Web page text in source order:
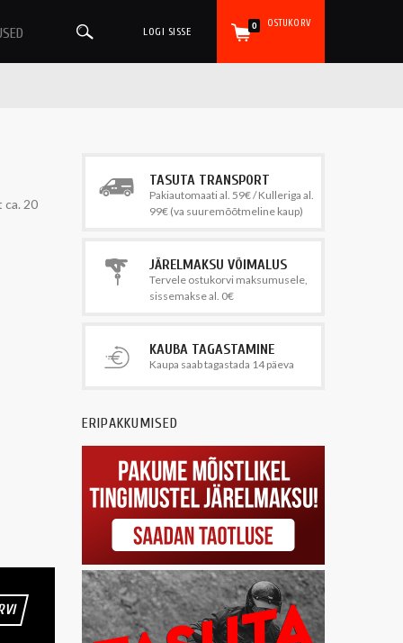
OSTUKORV
0
LOGI SISSE
TASUTA TRANSPORT
Pakiautomaati al. 59€ / Kulleriga al.
99€ (va suuremõõtmeline kaup)
JÄRELMAKSU VÕIMALUS
Tervele ostukorvi maksumusele,
sissemakse al. 0€
KAUBA TAGASTAMINE
Kaupa saab tagastada 14 päeva
ERIPAKKUMISED
ca. 20